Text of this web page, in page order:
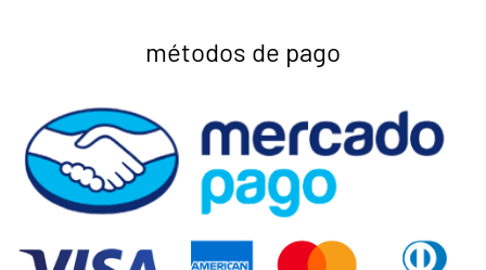
métodos de pago